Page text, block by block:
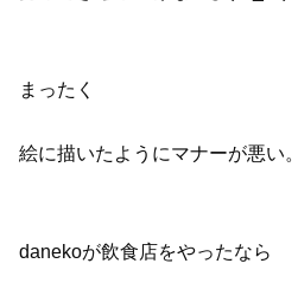
まったく
絵に描いたようにマナーが悪い。
danekoが飲食店をやったなら